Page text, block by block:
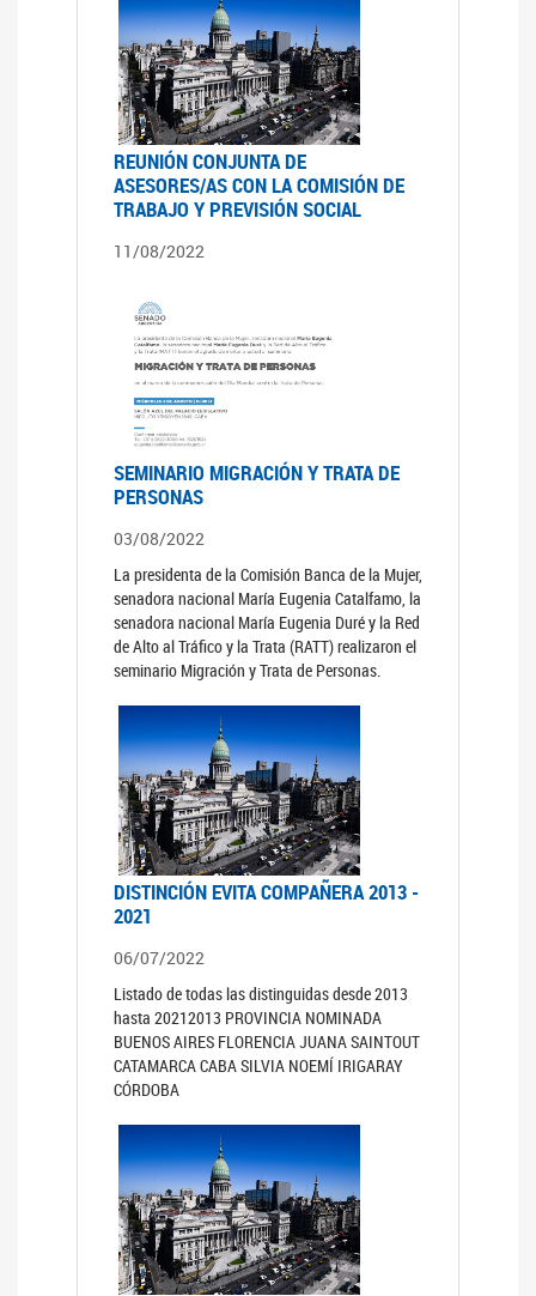
REUNIÓN CONJUNTA DE
ASESORES/AS CON LA COMISIÓN DE
TRABAJO Y PREVISIÓN SOCIAL
11/08/2022
SEMINARIO MIGRACIÓN Y TRATA DE
PERSONAS
03/08/2022
La presidenta de la Comisión Banca de la Mujer,
senadora nacional María Eugenia Catalfamo, la
senadora nacional María Eugenia Duré y la Red
de Alto al Tráfico y la Trata (RATT) realizaron el
seminario Migración y Trata de Personas.
DISTINCIÓN EVITA COMPAÑERA 2013 -
2021
06/07/2022
Listado de todas las distinguidas desde 2013
hasta 20212013 PROVINCIA NOMINADA
BUENOS AIRES FLORENCIA JUANA SAINTOUT
CATAMARCA CABA SILVIA NOEMÍ IRIGARAY
CÓRDOBA